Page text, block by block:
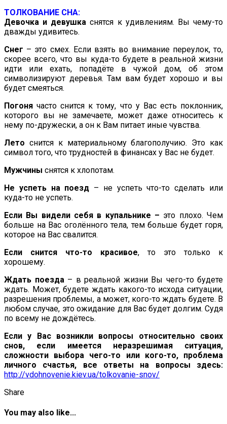
ТОЛКОВАНИЕ СНА:
Девочка и девушка снятся к удивлениям. Вы чему-то
дважды удивитесь.
Снег – это смех. Если взять во внимание переулок, то,
скорее всего, что вы куда-то будете в реальной жизни
идти или ехать, попадёте в чужой дом, об этом
символизируют деревья. Там вам будет хорошо и вы
будет смеяться.
Погоня часто снится к тому, что у Вас есть поклонник,
которого вы не замечаете, может даже относитесь к
нему по-дружески, а он к Вам питает иные чувства.
Лето снится к материальному благополучию. Это как
символ того, что трудностей в финансах у Вас не будет.
Мужчины снятся к хлопотам.
Не успеть на поезд – не успеть что-то сделать или
куда-то не успеть.
Если Вы видели себя в купальнике – это плохо. Чем
больше на Вас оголённого тела, тем больше будет горя,
которое на Вас свалится.
Если снится что-то красивое, то это только к
хорошему.
Ждать поезда– в реальной жизни Вы чего-то будете
ждать. Может, будете ждать какого-то исхода ситуации,
разрешения проблемы, а может, кого-то ждать будете. В
любом случае, это ожидание для Вас будет долгим. Судя
по всему не дождётесь.
Если у Вас возникли вопросы относительно своих
снов, если имеется неразрешимая ситуация,
сложности выбора чего-то или кого-то, проблема
личного счастья, все ответы на вопросы здесь:
http://vdohnovenie.kiev.ua/tolkovanie-snov/
Share
You may also like...